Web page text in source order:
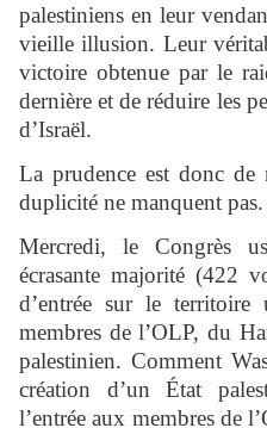
palestiniens en leur
vieille illusion. Leur
victoire obtenue par le
dernière et de réduire les
d’Israël.
La prudence est donc de
duplicité ne manquent pas.
Mercredi, le Congrès
écrasante majorité (422
d’entrée sur le territoire
membres de l’OLP, du
palestinien. Comment
création d’un État
l’entrée aux membres de